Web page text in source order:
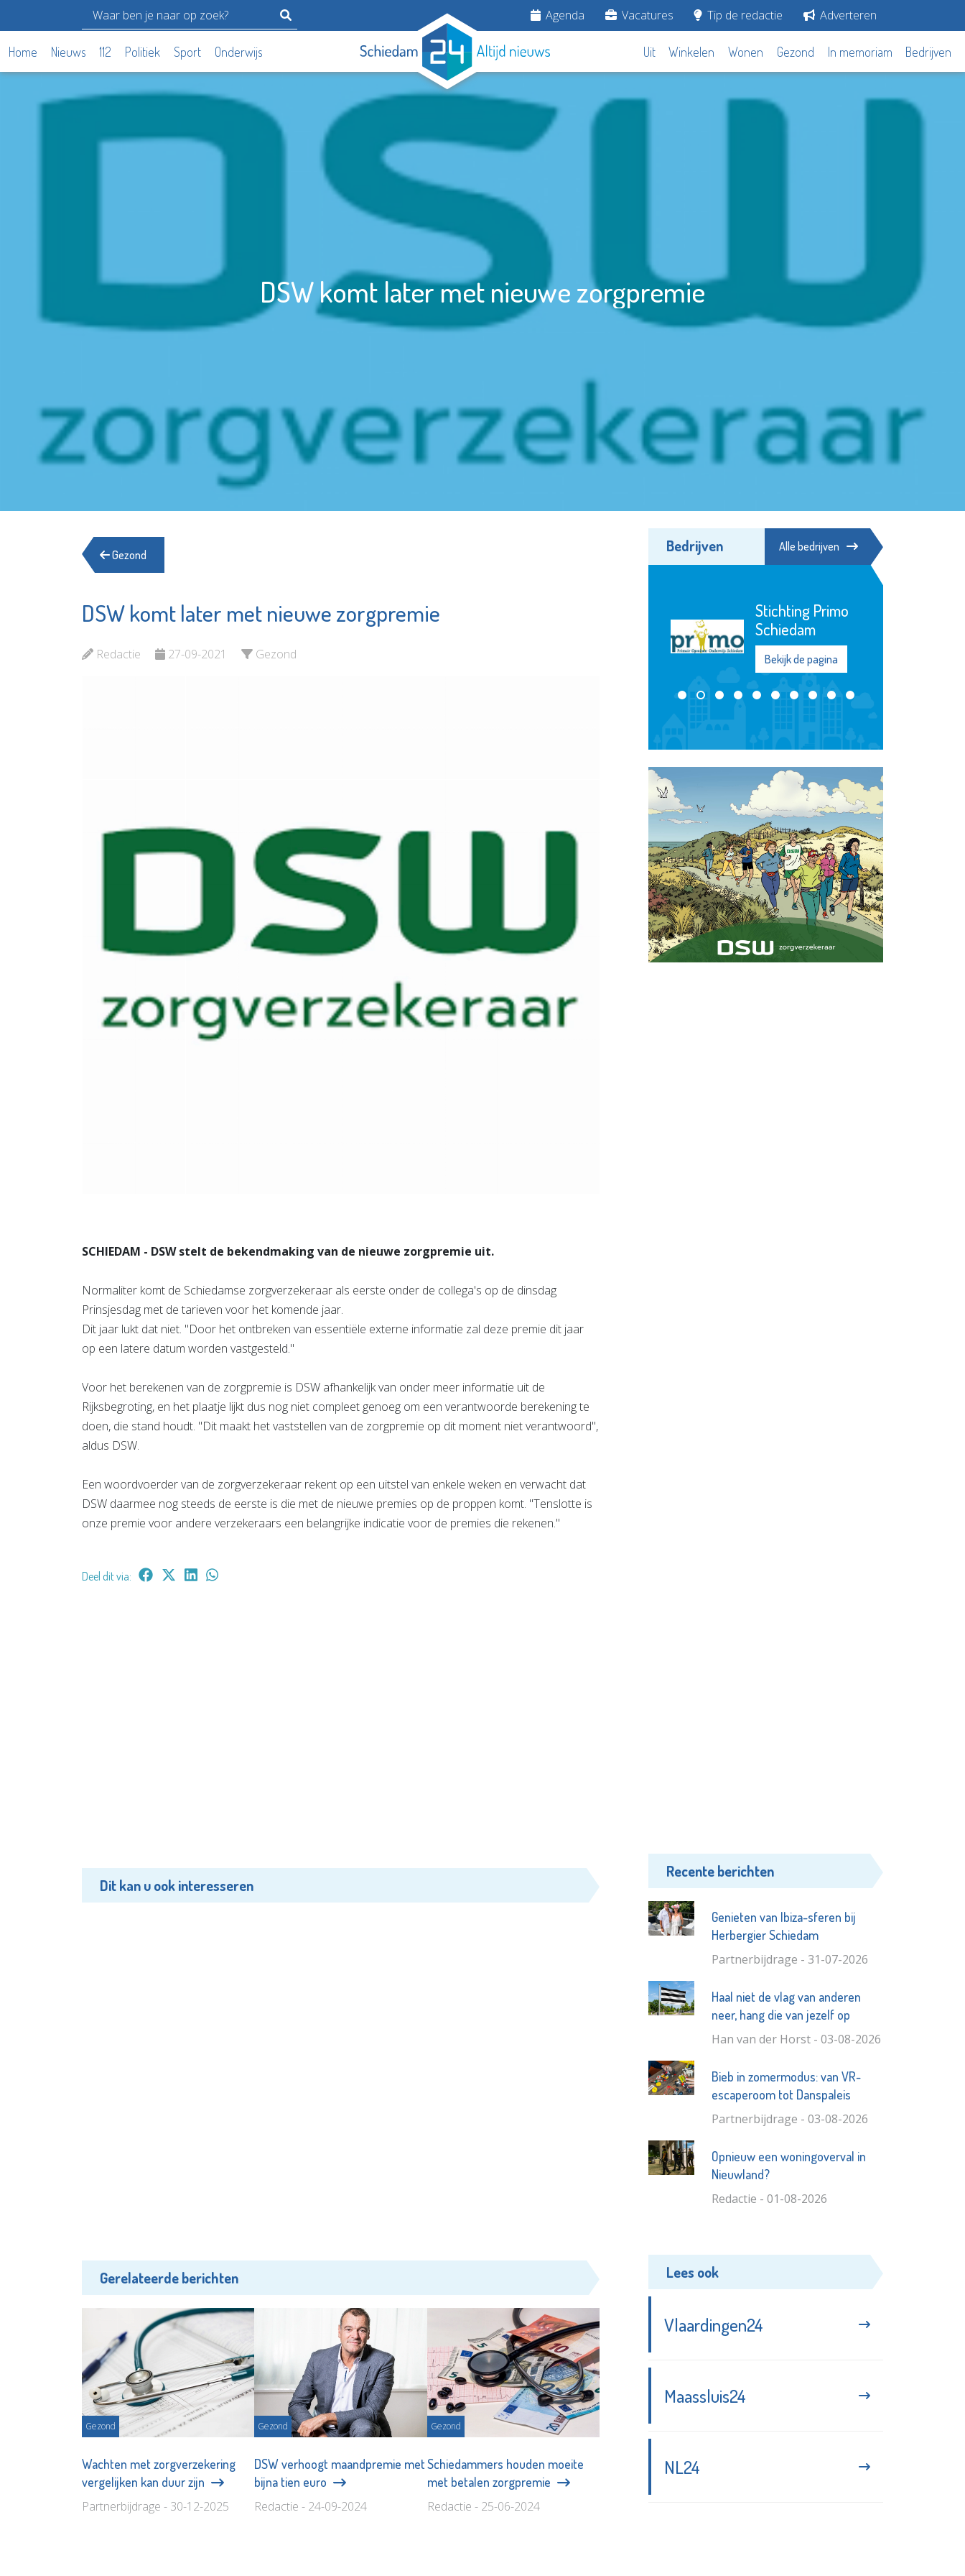
Agenda Vacatures Tip de redactie Adverteren
Home Nieuws 112 Politiek Sport Onderwijs Uit Winkelen Wonen Gezond In memoriam Bedrijven
DSW komt later met nieuwe zorgpremie
Gezond
DSW komt later met nieuwe zorgpremie
Redactie 27-09-2021 Gezond
SCHIEDAM - DSW stelt de bekendmaking van de nieuwe zorgpremie uit.
Normaliter komt de Schiedamse zorgverzekeraar als eerste onder de collega's op de dinsdag
Prinsjesdag met de tarieven voor het komende jaar.
Dit jaar lukt dat niet. "Door het ontbreken van essentiële externe informatie zal deze premie dit jaar
op een latere datum worden vastgesteld."
Voor het berekenen van de zorgpremie is DSW afhankelijk van onder meer informatie uit de
Rijksbegroting, en het plaatje lijkt dus nog niet compleet genoeg om een verantwoorde berekening te
doen, die stand houdt. "Dit maakt het vaststellen van de zorgpremie op dit moment niet verantwoord",
aldus DSW.
Een woordvoerder van de zorgverzekeraar rekent op een uitstel van enkele weken en verwacht dat
DSW daarmee nog steeds de eerste is die met de nieuwe premies op de proppen komt. "Tenslotte is
onze premie voor andere verzekeraars een belangrijke indicatie voor de premies die rekenen."
Deel dit via:
Dit kan u ook interesseren
Gerelateerde berichten
Gezond
Wachten met zorgverzekering
vergelijken kan duur zijn
Partnerbijdrage - 30-12-2025
Gezond
DSW verhoogt maandpremie met
bijna tien euro
Redactie - 24-09-2024
Gezond
Schiedammers houden moeite
met betalen zorgpremie
Redactie - 25-06-2024
Bedrijven Alle bedrijven
St.-Jozefmavo
Bekijk de pagina
Irado
Bekijk de pagina
Stichting Primo
Schiedam
Bekijk de pagina
Recente berichten
Genieten van Ibiza-sferen bij
Herbergier Schiedam
Partnerbijdrage - 31-07-2026
Haal niet de vlag van anderen
neer, hang die van jezelf op
Han van der Horst - 03-08-2026
Bieb in zomermodus: van VR-
escaperoom tot Danspaleis
Partnerbijdrage - 03-08-2026
Opnieuw een woningoverval in
Nieuwland?
Redactie - 01-08-2026
Lees ook
Vlaardingen24
Maassluis24
NL24